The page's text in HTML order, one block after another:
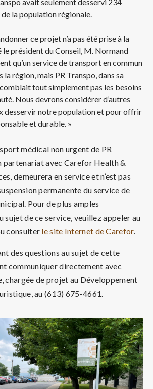
de la population régionale.
ce projet n’a pas été prise à la
le président du Conseil, M. Normand
qu’un service de transport en commun
la région, mais PR Transpo, dans sa
tout simplement pas les besoins
Nous devrons considérer d’autres
desservir notre population et pour offrir
et durable. »
médical non urgent de PR
partenariat avec Carefor Health &
demeurera en service et n’est pas
permanente du service de
Pour de plus amples
sujet de ce service, veuillez appeler au
consulter le site Internet de Carefor.
des questions au sujet de cette
communiquer directement avec
chargée de projet au Développement
au (613) 675-4661.